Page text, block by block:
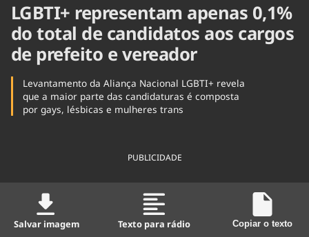
LGBTI+ representam apenas 0,1%
do total de candidatos aos cargos
de prefeito e vereador
Levantamento da Aliança Nacional LGBTI+ revela
que a maior parte das candidaturas é composta
por gays, lésbicas e mulheres trans
PUBLICIDADE
Salvar imagem Texto para rádio Copiar o texto